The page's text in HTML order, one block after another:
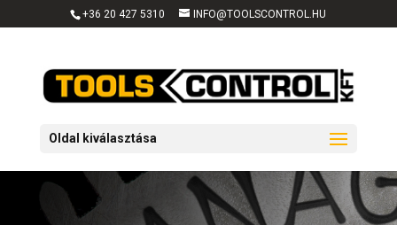
+36 20 427 5310 INFO@TOOLSCONTROL.HU
Oldal kiválasztása